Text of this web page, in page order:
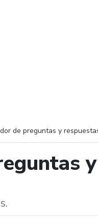
de preguntas y
de búsqueda